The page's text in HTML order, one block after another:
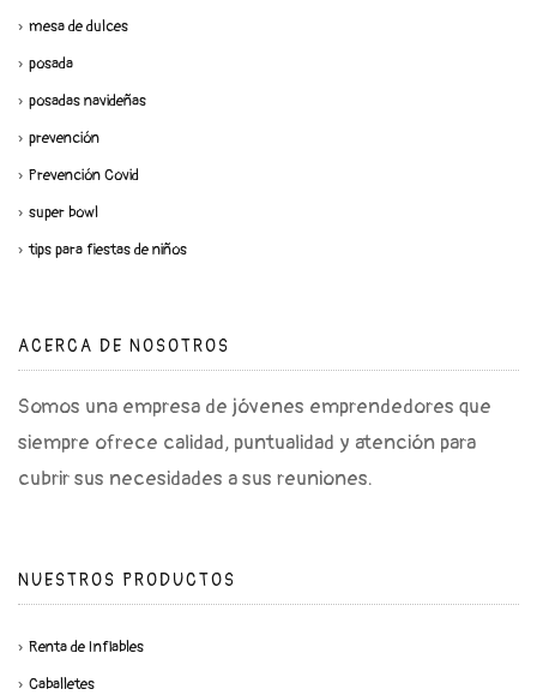
mesa de dulces
posada
posadas navideñas
prevención
Prevención Covid
super bowl
tips para fiestas de niños
ACERCA DE NOSOTROS
Somos una empresa de jóvenes emprendedores que
siempre ofrece calidad, puntualidad y atención para
cubrir sus necesidades a sus reuniones.
NUESTROS PRODUCTOS
Renta de Inflables
Caballetes